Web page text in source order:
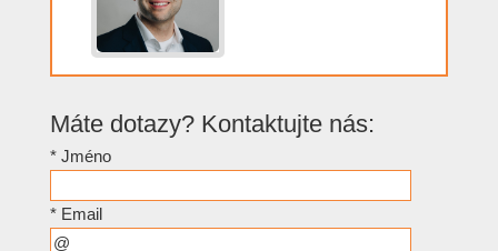
Máte dotazy? Kontaktujte nás:
* Jméno
* Email